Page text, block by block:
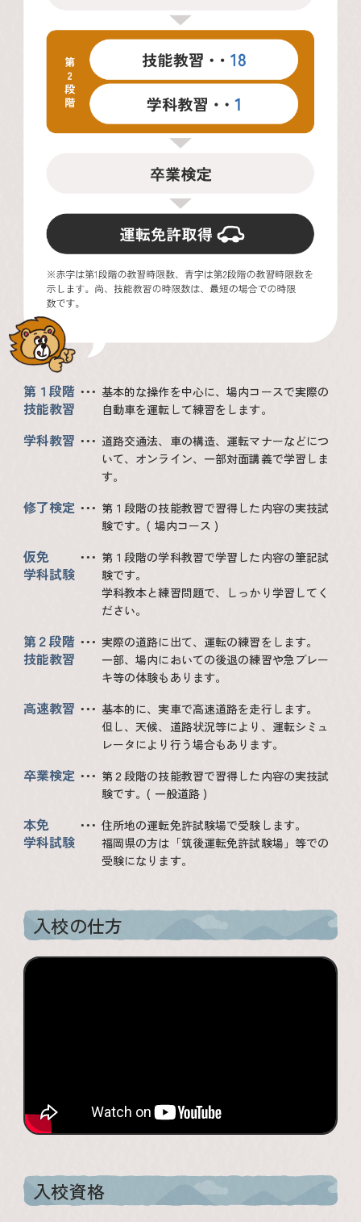
第１段階
技能教習
基本的な操作を中心に、場内コースで実際の
自動車を運転して練習をします。
学科教習
道路交通法、車の構造、運転マナーなどにつ
いて、オンライン、一部対面講義で学習しま
す。
修了検定
第１段階の技能教習で習得した内容の実技試
験です。( 場内コース )
仮免
学科試験
第１段階の学科教習で学習した内容の筆記試
験です。
学科教本と練習問題で、しっかり学習してく
ださい。
第２段階
技能教習
実際の道路に出て、運転の練習をします。
一部、場内においての後退の練習や急ブレー
キ等の体験もあります。
高速教習
基本的に、実車で高速道路を走行します。
但し、天候、道路状況等により、運転シミュ
レータにより行う場合もあります。
卒業検定
第２段階の技能教習で習得した内容の実技試
験です。( 一般道路 )
本免
学科試験
住所地の運転免許試験場で受験します。
福岡県の方は「筑後運転免許試験場」等での
受験になります。
入校の仕方
入校資格